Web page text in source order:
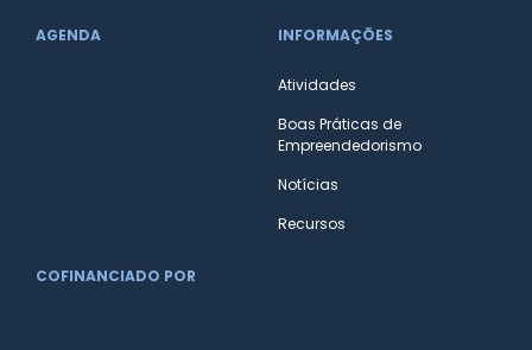
COFINANCIADO POR
INFORMAÇÕES
Atividades
Boas Práticas de
Empreendedorismo
Notícias
Recursos
AGENDA